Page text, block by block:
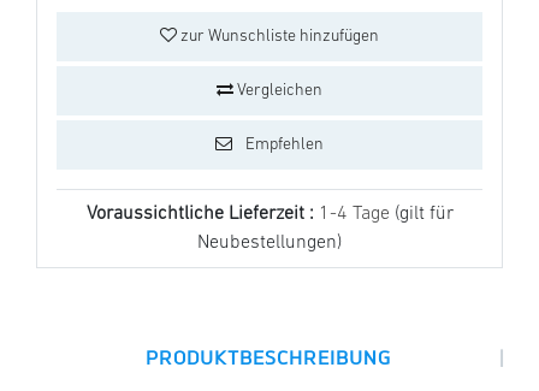
zur Wunschliste hinzufügen
Vergleichen
Empfehlen
Voraussichtliche Lieferzeit : 1-4 Tage (gilt für
Neubestellungen)
PRODUKTBESCHREIBUNG |